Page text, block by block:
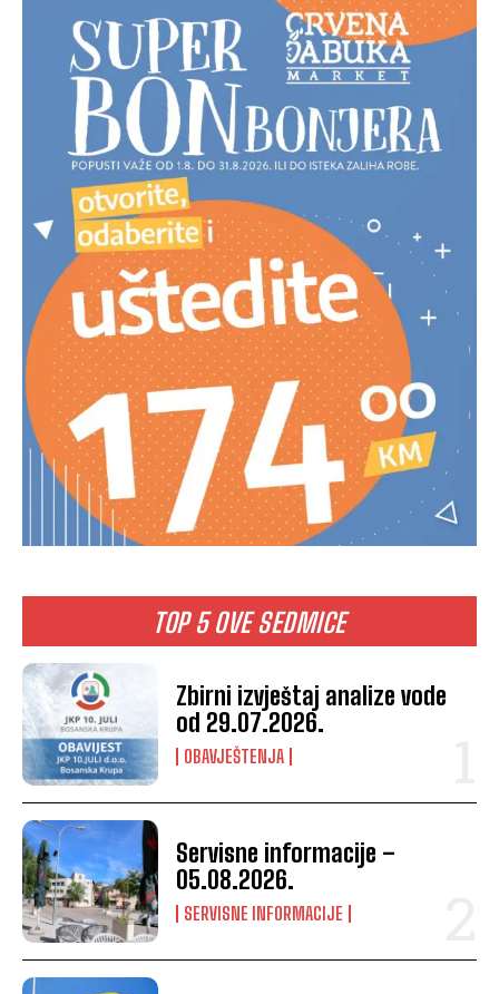
TOP 5 OVE SEDMICE
Zbirni izvještaj analize vode
od 29.07.2026.
OBAVJEŠTENJA
Servisne informacije –
05.08.2026.
SERVISNE INFORMACIJE